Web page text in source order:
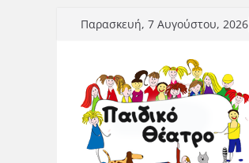
Μετάβαση
Παρασκευή, 7 Αυγούστου, 2026